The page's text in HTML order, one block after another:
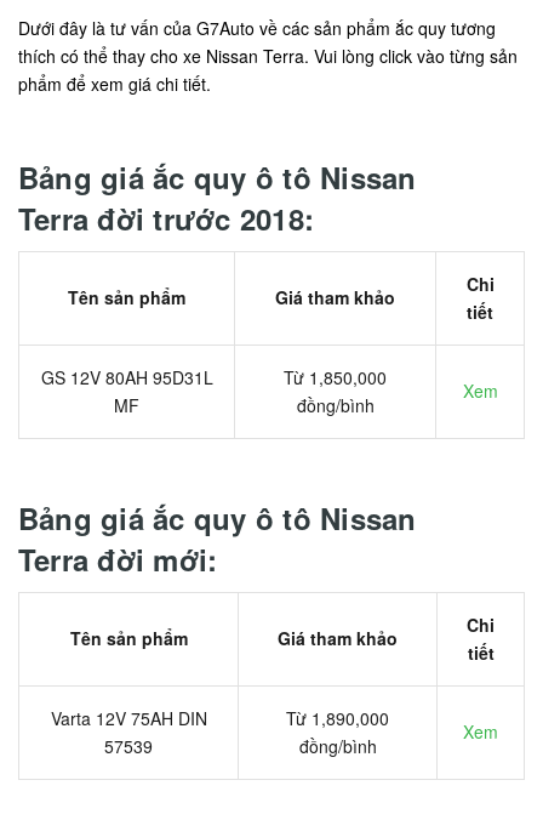
Dưới đây là tư vấn của G7Auto về các sản phẩm ắc quy tương
thích có thể thay cho xe Nissan Terra. Vui lòng click vào từng sản
phẩm để xem giá chi tiết.
Bảng giá ắc quy ô tô Nissan
Terra đời trước 2018:
Tên sản phẩm Giá tham khảo
Chi
tiết
GS 12V 80AH 95D31L
MF
Từ 1,850,000
đồng/bình
Xem
Bảng giá ắc quy ô tô Nissan
Terra đời mới:
Tên sản phẩm Giá tham khảo
Chi
tiết
Varta 12V 75AH DIN
57539
Từ 1,890,000
đồng/bình
Xem